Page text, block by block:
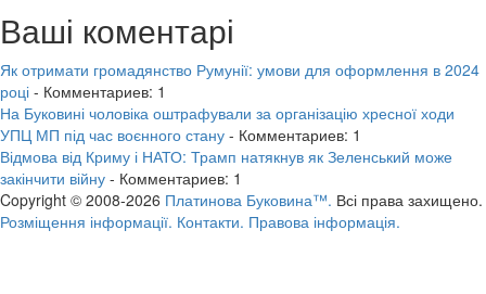
Ваші коментарі
Як отримати громадянство Румунії: умови для оформлення в 2024
році - Комментариев: 1
На Буковині чоловіка оштрафували за організацію хресної ходи
УПЦ МП під час воєнного стану - Комментариев: 1
Відмова від Криму і НАТО: Трамп натякнув як Зеленський може
закінчити війну - Комментариев: 1
Copyright © 2008-2026 Платинова Буковина™. Всі права захищено.
Розміщення інформації. Контакти. Правова інформація.